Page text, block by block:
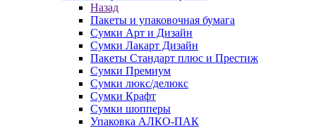
Назад
Пакеты и упаковочная бумага
Сумки Арт и Дизайн
Сумки Лакарт Дизайн
Пакеты Стандарт плюс и Престиж
Сумки Премиум
Сумки люкс/делюкс
Сумки Крафт
Сумки шопперы
Упаковка АЛКО-ПАК